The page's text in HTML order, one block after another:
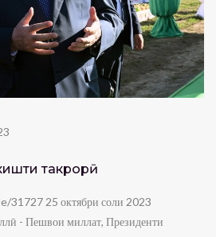
такрорӣ
25 октябри соли 2023
- Пешвои миллат, Президенти